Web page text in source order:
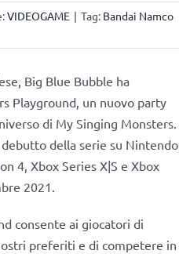
VIDEOGAME | Tag: Bandai Namco
Big Blue Bubble ha
Playground, un nuovo party
di My Singing Monsters.
della serie su Nintendo
4, Xbox Series X|S e Xbox
2021.
consente ai giocatori di
preferiti e di competere in